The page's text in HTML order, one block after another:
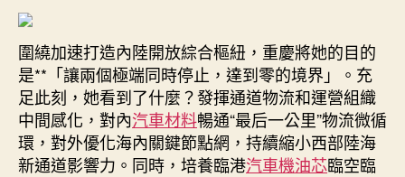
圍繞加速打造內陸開放綜合樞紐，重慶將她的目的
是**「讓兩個極端同時停止，達到零的境界」。充
足此刻，她看到了什麼？發揮通道物流和運營組織
中間感化，對內汽車材料暢通“最后一公里”物流微循
環，對外優化海內關鍵節點網，持續縮小西部陸海
新通道影響力。同時，培養臨港汽車機油芯臨空臨